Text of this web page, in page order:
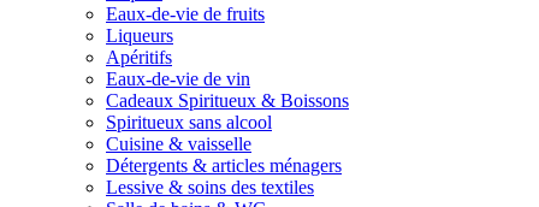
Eaux-de-vie de fruits
Liqueurs
Apéritifs
Eaux-de-vie de vin
Cadeaux Spiritueux & Boissons
Spiritueux sans alcool
Cuisine & vaisselle
Détergents & articles ménagers
Lessive & soins des textiles